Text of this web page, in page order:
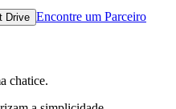
Drive Encontre um Parceiro
chatice.